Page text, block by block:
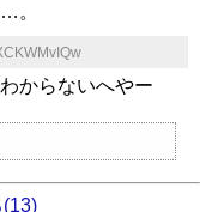
。
からないへやー